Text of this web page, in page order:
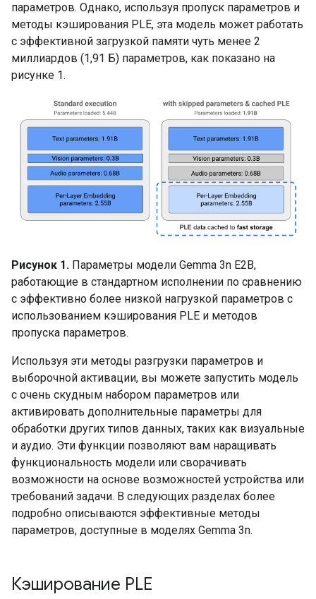
параметров. Однако, используя пропуск параметров и
методы кэширования PLE, эта модель может работать
с эффективной загрузкой памяти чуть менее 2
миллиардов (1,91 Б) параметров, как показано на
рисунке 1.
Рисунок 1. Параметры модели Gemma 3n E2B,
работающие в стандартном исполнении по сравнению
с эффективно более низкой нагрузкой параметров с
использованием кэширования PLE и методов
пропуска параметров.
Используя эти методы разгрузки параметров и
выборочной активации, вы можете запустить модель
с очень скудным набором параметров или
активировать дополнительные параметры для
обработки других типов данных, таких как визуальные
и аудио. Эти функции позволяют вам наращивать
функциональность модели или сворачивать
возможности на основе возможностей устройства или
требований задачи. В следующих разделах более
подробно описываются эффективные методы
параметров, доступные в моделях Gemma 3n.
Кэширование PLE